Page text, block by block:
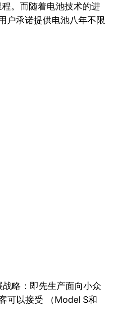
。而随着电池技术的进
户承诺提供电池八年不限
略：即先生产面向小众
可以接受 （Model S和